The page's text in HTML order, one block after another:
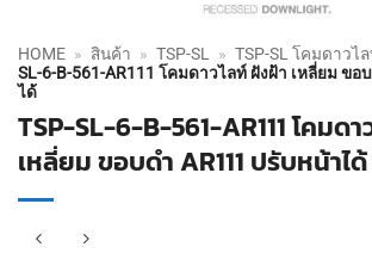
HOME » สินค้า » TSP-SL » TSP-SL โคมดาวไ
SL-6-B-561-AR111 โคมดาวไลท์ ฝังฝ้า เหลี่ยม ขอ
ได้
TSP-SL-6-B-561-AR111 โคมด
เหลี่ยม ขอบดำ AR111 ปรับหน้าได้